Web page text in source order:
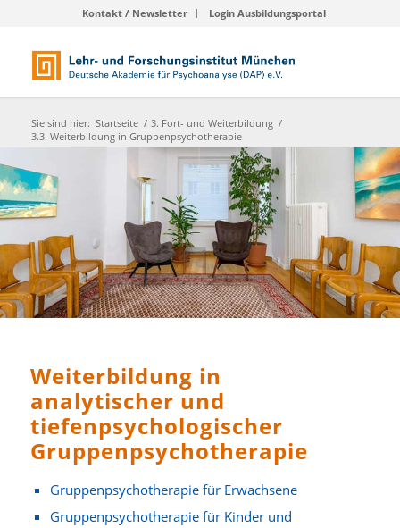
Kontakt / Newsletter Login Ausbildungsportal
Sie sind hier: Startseite / 3. Fort- und Weiterbildung /
3.3. Weiterbildung in Gruppenpsychotherapie
Weiterbildung in
analytischer und
tiefenpsychologischer
Gruppenpsychotherapie
Gruppenpsychotherapie für Erwachsene
Gruppenpsychotherapie für Kinder und